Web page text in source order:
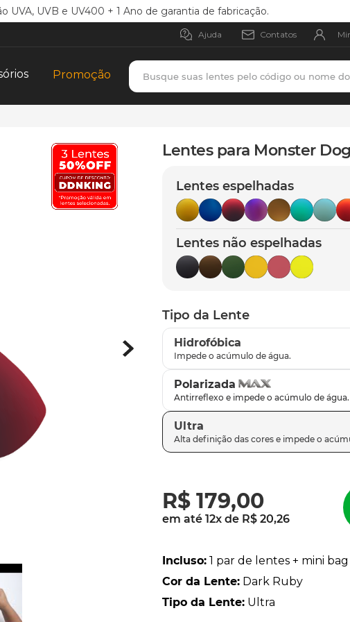
UVA, UVB e UV400 + 1 Ano de garantia de fabricação.
Ajuda Contatos
Promoção
Busque suas lentes pelo código ou
Lentes para Monster
Lentes espelhadas
Lentes não espelhadas
Tipo da Lente
Hidrofóbica
Polarizada
Ultra
R$ 179,00
em até12x de R$ 20,26
Incluso: 1 par de lentes + mini bag
Cor da Lente: Dark Ruby
Tipo da Lente: Ultra